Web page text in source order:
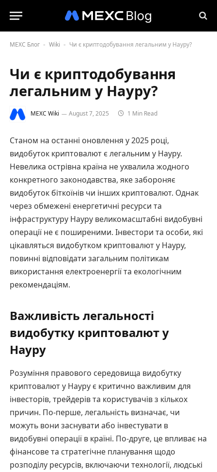
MEXC Блог - Wiki - Чи є криптодобування легальним у Науру?
Чи є криптодобування
легальним у Науру?
MEXC Wiki August 7, 2025 1 Min Read
Станом на останні оновлення у 2025 році,
видобуток криптовалют є легальним у Науру.
Невелика острівна країна не ухвалила жодного
конкретного законодавства, яке забороняє
видобуток біткоїнів чи інших криптовалют. Однак
через обмежені енергетичні ресурси та
інфраструктуру Науру великомасштабні видобувні
операції не є поширеними. Інвестори та особи, які
цікавляться видобутком криптовалют у Науру,
повинні відповідати загальним політикам
використання електроенергії та екологічним
рекомендаціям.
Важливість легальності
видобутку криптовалют у
Науру
Розуміння правового середовища видобутку
криптовалют у Науру є критично важливим для
інвесторів, трейдерів та користувачів з кількох
причин. По-перше, легальність визначає, чи
можуть вони заснувати або інвестувати в
видобувні операції в країні. По-друге, це впливає на
фінансове та стратегічне планування щодо
розподілу ресурсів, включаючи технології, людські